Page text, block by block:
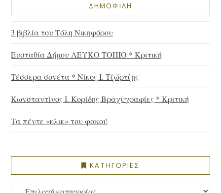
ΔΗΜΟΦΙΛΗ
3 βιβλία του Τόλη Νικηφόρου
Ευσταθία Δήμου ΛΕΥΚΟ ΤΟΠΙΟ * Κριτική
Τέσσερα σονέτα * Νίκος Ι. Τζώρτζης
Κωνσταντίνος Ι. Κορίδης Βραχυγραφίες * Κριτική
Τα πέντε «κλικ» του φακού
ΚΑΤΗΓΟΡΙΕΣ
ΚΑΤΗΓΟΡΙΕΣ